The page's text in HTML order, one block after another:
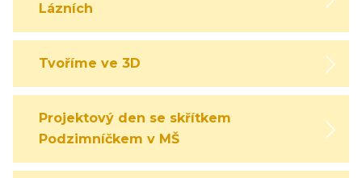
Lázních
Tvoříme ve 3D
Projektový den se skřítkem
Podzimníčkem v MŠ